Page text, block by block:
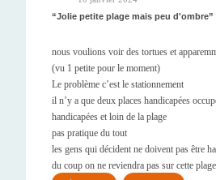
Jolie petite plage mais peu d'ombre
nous voulions voir des tortues et
(vu 1 petite pour le moment)
Le problème c’est le stationnement
il n’y a que deux places handicapées
handicapées et loin de la plage
pas pratique du tout
les gens qui décident ne doivent pas être
du coup on ne reviendra pas sur cette plage